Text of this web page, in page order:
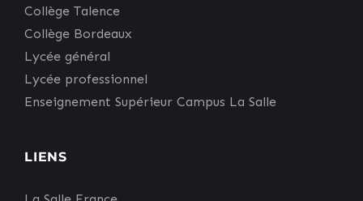
Collège Talence
Collège Bordeaux
Lycée général
Lycée professionnel
Enseignement Supérieur Campus La Salle
LIENS